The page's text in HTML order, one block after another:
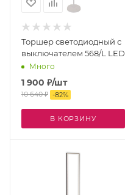
Торшер светодиодный с
выключателем 568/L LED
Много
1 900 ₽/шт
10 640₽ -82%
В КОРЗИНУ